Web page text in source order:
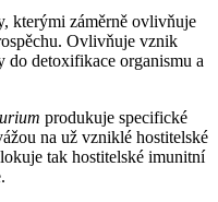
kterými záměrně ovlivňuje
Ovlivňuje vznik
do detoxifikace organismu a
produkuje specifické
na už vzniklé hostitelské
tak hostitelské imunitní